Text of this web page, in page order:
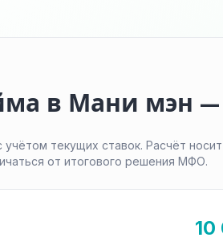
в Мани мэн
текущих ставок. Расчёт носит
от итогового решения МФО.